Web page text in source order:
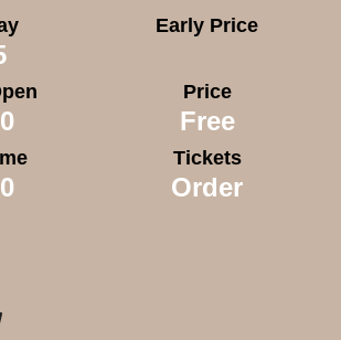
Early Price
Price
Free
Tickets
Order